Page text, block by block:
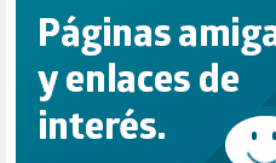
RELIGIÓN (114)
REPUBLICA (1)
SALUD (108)
SENSIBILIZACIÓN (576)
SINDICATOS (12)